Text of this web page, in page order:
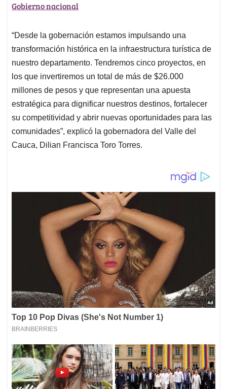
Gobierno nacional
“Desde la gobernación estamos impulsando una
transformación histórica en la infraestructura turística de
nuestro departamento. Tendremos cinco proyectos, en
los que invertiremos un total de más de $26.000
millones de pesos y que representan una apuesta
estratégica para dignificar nuestros destinos, fortalecer
su competitividad y abrir nuevas oportunidades para las
comunidades”, explicó la gobernadora del Valle del
Cauca, Dilian Francisca Toro Torres.